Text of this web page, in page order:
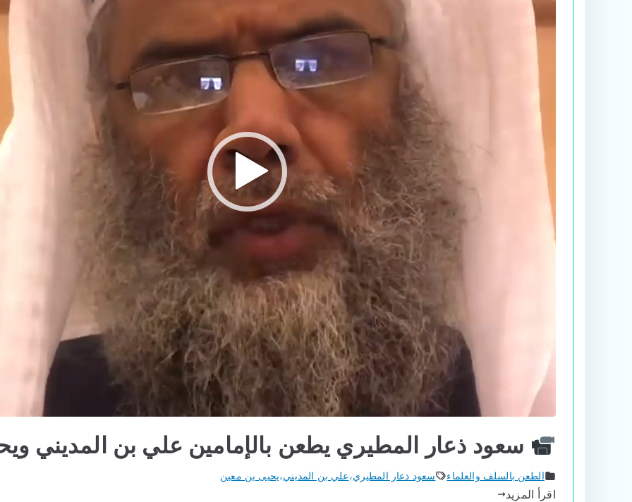
سعود ذعار المطيري يطعن بالإمامين علي بن المديني
الطعن بالسلف والعلماء سعود ذعار المطيري،علي بن المديني،يحيى بن معين
اقرأ المزيد